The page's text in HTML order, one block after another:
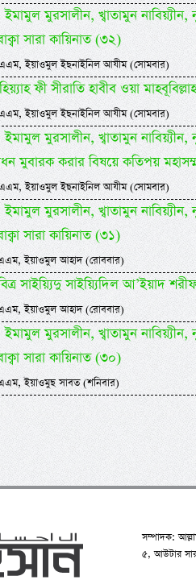
মুরসালীন, খ্বাতামুন নাবিয়্যীন,
সারা কায়িনাত (৩২)
ইয়াওমুল ইছনাইনিল আযীম (সোমবার)
ফী সীরাতি হাবীব ওয়া
ইয়াওমুল ইছনাইনিল আযীম (সোমবার)
মুরসালীন, খ্বাতামুন নাবিয়্যীন,
মুবারক করার বিষয়ে কতিপয়
ইয়াওমুল ইছনাইনিল আযীম (সোমবার)
মুরসালীন, খ্বাতামুন নাবিয়্যীন,
সারা কায়িনাত (৩১)
ইয়াওমুল আহাদ (রোববার)
সাইয়্যিদু সাইয়্যিদিল আ’ইয়াদ
ইয়াওমুল আহাদ (রোববার)
মুরসালীন, খ্বাতামুন নাবিয়্যীন,
সারা কায়িনাত (৩০)
ইয়াওমুছ সাবত (শনিবার)
সম্পাদক:
৫, আউটার